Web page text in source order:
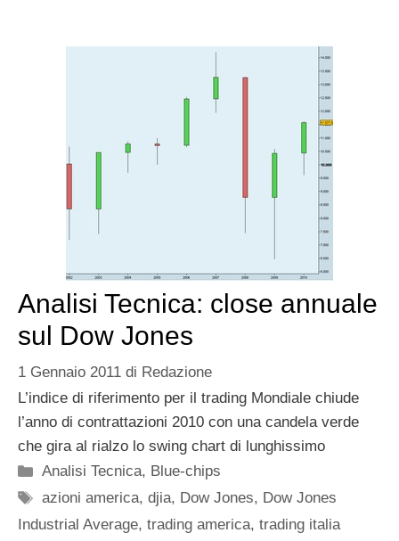
Analisi Tecnica: close annuale
sul Dow Jones
1 Gennaio 2011 di Redazione
L’indice di riferimento per il trading Mondiale chiude
l’anno di contrattazioni 2010 con una candela verde
che gira al rialzo lo swing chart di lunghissimo
Categorie
Analisi Tecnica, Blue-chips
Tag
azioni america,djia, Dow Jones, Dow Jones
Industrial Average, trading america, trading italia